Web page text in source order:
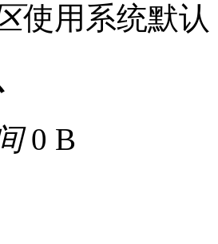
使用系统默认
0 B